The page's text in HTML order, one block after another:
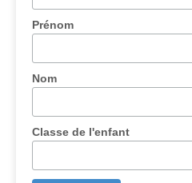
Prénom
Nom
Classe de l'enfant